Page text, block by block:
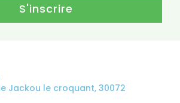
S'inscrire
Jackou le croquant, 30072